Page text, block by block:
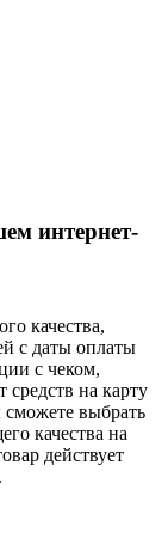
интернет-
качества,
с даты оплаты
с чеком,
на карту
сможете выбрать
качества на
действует
.